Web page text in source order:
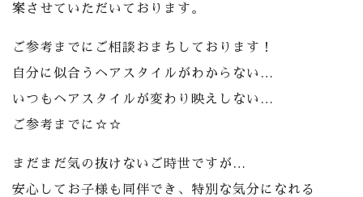
案させていただいております。
ご参考までにご相談おまちしております！
自分に似合うヘアスタイルがわからない…
いつもヘアスタイルが変わり映えしない…
ご参考までに☆☆
まだまだ気の抜けないご時世ですが…
安心してお子様も同伴でき、特別な気分になれる